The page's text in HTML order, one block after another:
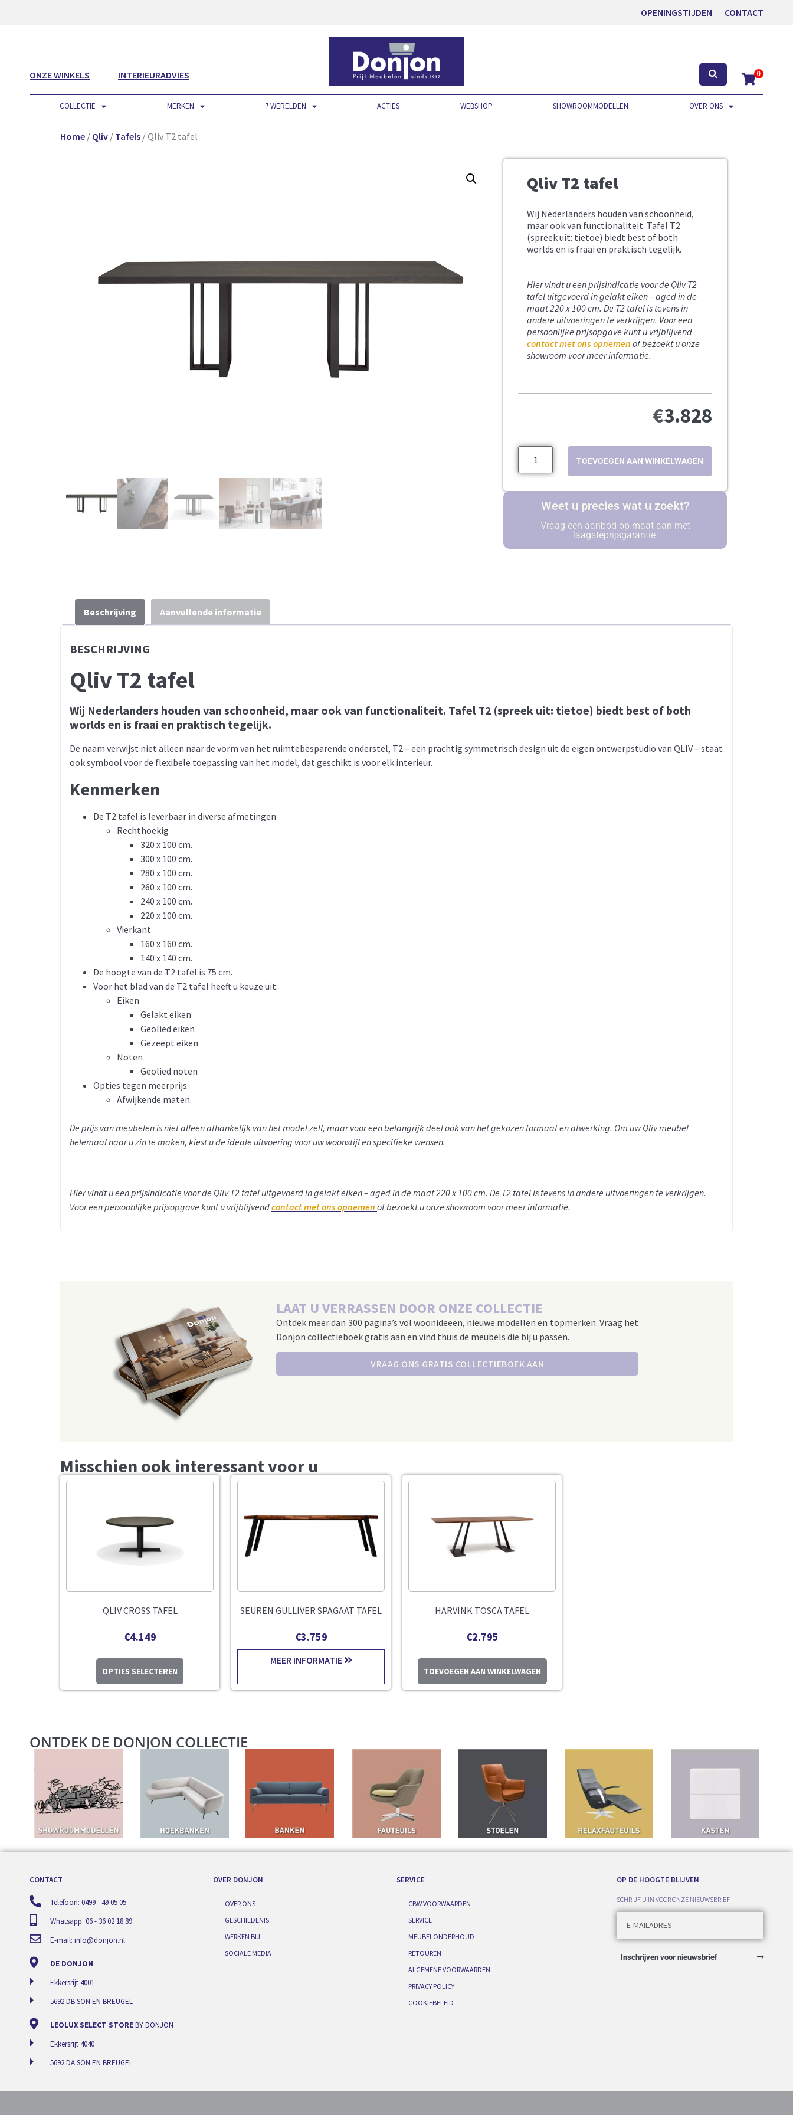
OPENINGSTIJDEN CONTACT
ONZE WINKELS INTERIEURADVIES 0
COLLECTIE MERKEN 7 WERELDEN ACTIES WEBSHOP SHOWROOMMODELLEN OVER ONS
Home / Qliv / Tafels / Qliv T2 tafel
Qliv T2 tafel
Wij Nederlanders houden van schoonheid,
maar ook van functionaliteit. Tafel T2
(spreek uit: tietoe) biedt best of both
worlds en is fraai en praktisch tegelijk.
Hier vindt u een prijsindicatie voor de Qliv T2
tafel uitgevoerd in gelakt eiken – aged in de
maat 220 x 100 cm. De T2 tafel is tevens in
andere uitvoeringen te verkrijgen. Voor een
persoonlijke prijsopgave kunt u vrijblijvend
contact met ons opnemen of bezoekt u onze
showroom voor meer informatie.
€3.828
TOEVOEGEN AAN WINKELWAGEN
Weet u precies wat u zoekt?
Vraag een aanbod op maat aan met
laagsteprijsgarantie.
Beschrijving Aanvullende informatie
BESCHRIJVING
Qliv T2 tafel
Wij Nederlanders houden van schoonheid, maar ook van functionaliteit. Tafel T2 (spreek uit: tietoe) biedt best of both
worlds en is fraai en praktisch tegelijk.
De naam verwijst niet alleen naar de vorm van het ruimtebesparende onderstel, T2 – een prachtig symmetrisch design uit de eigen ontwerpstudio van QLIV – staat
ook symbool voor de flexibele toepassing van het model, dat geschikt is voor elk interieur.
Kenmerken
De T2 tafel is leverbaar in diverse afmetingen:
Rechthoekig
320 x 100 cm.
300 x 100 cm.
280 x 100 cm.
260 x 100 cm.
240 x 100 cm.
220 x 100 cm.
Vierkant
160 x 160 cm.
140 x 140 cm.
De hoogte van de T2 tafel is 75 cm.
Voor het blad van de T2 tafel heeft u keuze uit:
Eiken
Gelakt eiken
Geolied eiken
Gezeept eiken
Noten
Geolied noten
Opties tegen meerprijs:
Afwijkende maten.
De prijs van meubelen is niet alleen afhankelijk van het model zelf, maar voor een belangrijk deel ook van het gekozen formaat en afwerking. Om uw Qliv meubel
helemaal naar u zin te maken, kiest u de ideale uitvoering voor uw woonstijl en specifieke wensen.
Hier vindt u een prijsindicatie voor de Qliv T2 tafel uitgevoerd in gelakt eiken – aged in de maat 220 x 100 cm. De T2 tafel is tevens in andere uitvoeringen te verkrijgen.
Voor een persoonlijke prijsopgave kunt u vrijblijvendcontact met ons opnemen of bezoekt u onze showroom voor meer informatie.
LAAT U VERRASSEN DOOR ONZE COLLECTIE
Ontdek meer dan 300 pagina’s vol woonideeën, nieuwe modellen en topmerken. Vraag het
Donjon collectieboek gratis aan en vind thuis de meubels die bij u passen.
VRAAG ONS GRATIS COLLECTIEBOEK AAN
Misschien ook interessant voor u
QLIV CROSS TAFEL
€4.149
OPTIES SELECTEREN
SEUREN GULLIVER SPAGAAT TAFEL
€3.759
MEER INFORMATIE
HARVINK TOSCA TAFEL
€2.795
TOEVOEGEN AAN WINKELWAGEN
ONTDEK DE DONJON COLLECTIE
CONTACT
Telefoon: 0499 - 49 05 05
Whatsapp: 06 - 36 02 18 89
E-mail: info@donjon.nl
DE DONJON
Ekkersrijt 4001
5692 DB SON EN BREUGEL
LEOLUX SELECT STOREBY DONJON
Ekkersrijt 4040
5692 DA SON EN BREUGEL
OVER DONJON
OVER ONS
GESCHIEDENIS
WERKEN BIJ
SOCIALE MEDIA
SERVICE
CBW VOORWAARDEN
SERVICE
MEUBELONDERHOUD
RETOUREN
ALGEMENE VOORWAARDEN
PRIVACY POLICY
COOKIEBELEID
OP DE HOOGTE BLIJVEN
SCHRIJF U IN VOOR ONZE NIEUWSBRIEF
Inschrijven voor nieuwsbrief